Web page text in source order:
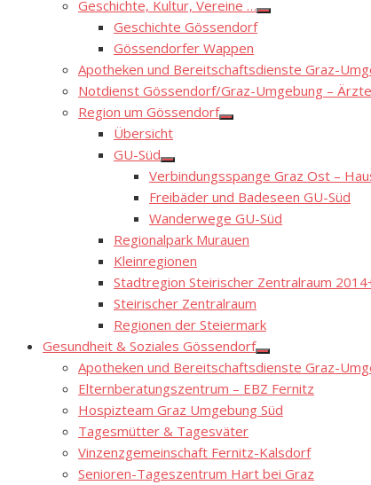
Geschichte, Kultur, Vereine …
Show
Geschichte Gössendorf
Gössendorfer Wappen
Apotheken und Bereitschaftsdienste Graz-
Notdienst Gössendorf/Graz-Umgebung –
Region um Gössendorf
Show
Übersicht
GU-Süd
Show
sub
menu
Verbindungsspange Graz Ost –
Freibäder und Badeseen GU-Süd
Wanderwege GU-Süd
Regionalpark Murauen
Kleinregionen
Stadtregion Steirischer Zentralraum
Steirischer Zentralraum
Regionen der Steiermark
Gesundheit & Soziales Gössendorf
Show
sub
menu
Apotheken und Bereitschaftsdienste Graz-
Elternberatungszentrum – EBZ Fernitz
Hospizteam Graz Umgebung Süd
Tagesmütter & Tagesväter
Vinzenzgemeinschaft Fernitz-Kalsdorf
Senioren-Tageszentrum Hart bei Graz